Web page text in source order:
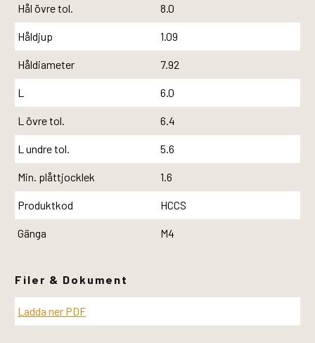
Hål övre tol. 8.0
Håldjup 1.09
Håldiameter 7.92
L 6.0
L övre tol. 6.4
L undre tol. 5.6
Min. plåttjocklek 1.6
Produktkod HCCS
Gänga M4
Filer & Dokument
Ladda ner PDF